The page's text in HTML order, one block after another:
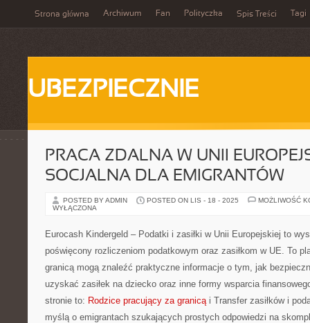
Strona główna Archiwum Fan Polityczka Spis Treści Tagi
UBEZPIECZNIE
PRACA ZDALNA W UNII
SOCJALNA DLA EMIGRANTÓW
POSTED BY ADMIN POSTED ON LIS - 18 - 2025
MOŻLIWOŚĆ
WYŁĄCZONA
Eurocash Kindergeld – Podatki i zasiłki w Unii Europejskiej to
poświęcony rozliczeniom podatkowym oraz zasiłkom w UE. To
granicą mogą znaleźć praktyczne informacje o tym, jak
uzyskać zasiłek na dziecko oraz inne formy wsparcia
stronie to: Rodzice pracujący za granicąi Transfer zasiłków i
myślą o emigrantach szukających prostych odpowiedzi na